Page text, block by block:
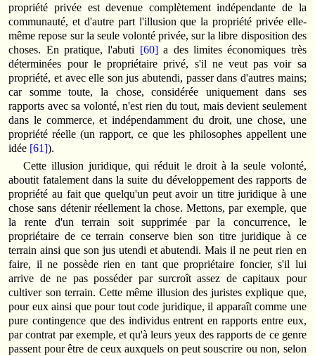
propriété privée est devenue complètement indépendante de la
communauté, et d'autre part l'illusion que la propriété privée elle-
même repose sur la seule volonté privée, sur la libre disposition des
choses. En pratique, l'abuti [60]a des limites économiques très
déterminées pour le propriétaire privé, s'il ne veut pas voir sa
propriété, et avec elle son jus abutendi, passer dans d'autres mains;
car somme toute, la chose, considérée uniquement dans ses
rapports avec sa volonté, n'est rien du tout, mais devient seulement
dans le commerce, et indépendamment du droit, une chose, une
propriété réelle (un rapport, ce que les philosophes appellent une
idée [61]).
Cette illusion juridique, qui réduit le droit à la seule volonté,
aboutit fatalement dans la suite du développement des rapports de
propriété au fait que quelqu'un peut avoir un titre juridique à une
chose sans détenir réellement la chose. Mettons, par exemple, que
la rente d'un terrain soit supprimée par la concurrence, le
propriétaire de ce terrain conserve bien son titre juridique à ce
terrain ainsi que son jus utendi et abutendi. Mais il ne peut rien en
faire, il ne possède rien en tant que propriétaire foncier, s'il lui
arrive de ne pas posséder par surcroît assez de capitaux pour
cultiver son terrain. Cette même illusion des juristes explique que,
pour eux ainsi que pour tout code juridique, il apparaît comme une
pure contingence que des individus entrent en rapports entre eux,
par contrat par exemple, et qu'à leurs yeux des rapports de ce genre
passent pour être de ceux auxquels on peut souscrire ou non, selon